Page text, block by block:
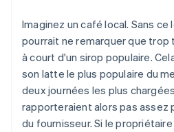
Imaginez un café local. Sans
pourrait ne remarquer que trop
à court d'un sirop populaire.
son latte le plus populaire du
deux journées les plus
rapporteraient alors pas assez
du fournisseur. Si le